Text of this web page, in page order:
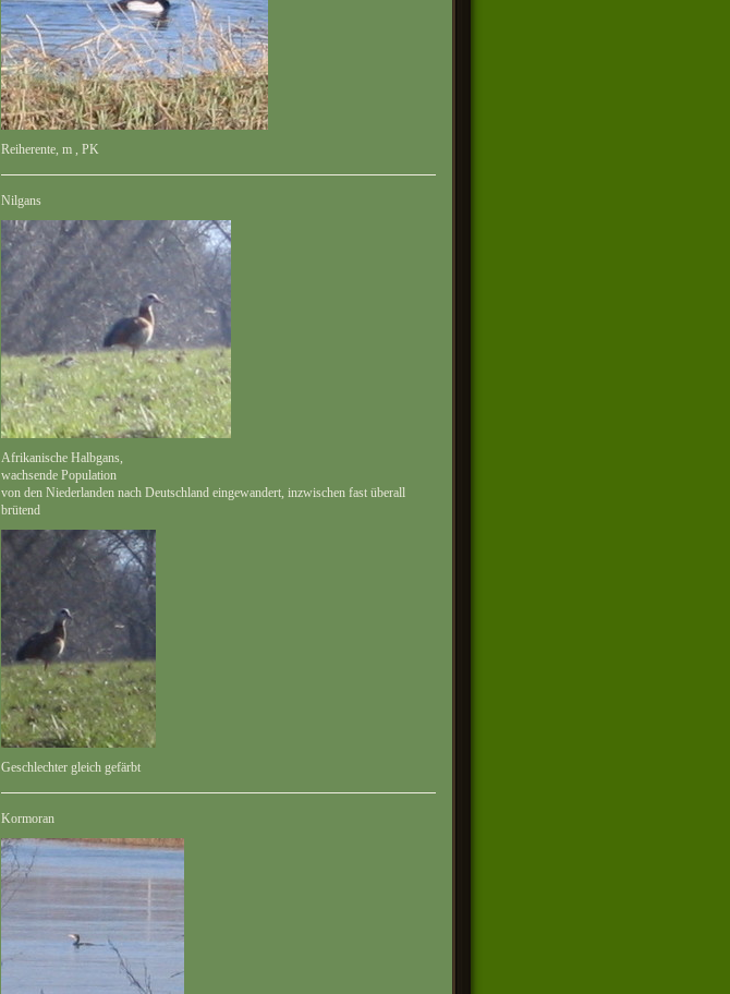
Reiherente, m , PK
Nilgans
Afrikanische Halbgans,
wachsende Population
von den Niederlanden nach Deutschland eingewandert, inzwischen fast überall
brütend
Geschlechter gleich gefärbt
Kormoran